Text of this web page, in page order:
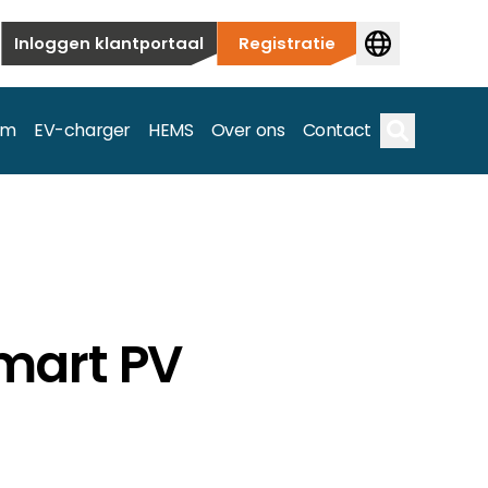
Inloggen klantportaal Registratie
EV-charger HEMS Over ons Contact
tot commerciële en utiliteitstoepassingen.
PV